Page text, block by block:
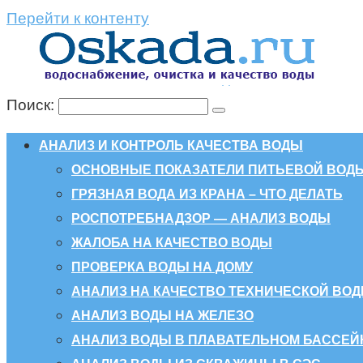
Перейти к контенту
Поиск:
АНАЛИЗ И КОНТРОЛЬ КАЧЕСТВА ВОДЫ
ОСНОВНЫЕ ПОКАЗАТЕЛИ ПИТЬЕВОЙ ВОДЫ
ГРЯЗНАЯ ВОДА ИЗ КРАНА – ЧТО ДЕЛАТЬ
РОСПОТРЕБНАДЗОР — АНАЛИЗ ВОДЫ
ЖАЛОБА НА КАЧЕСТВО ВОДЫ
ПРОВЕРКА ВОДЫ НА ДОМУ
АНАЛИЗ НА КАЧЕСТВО ТЕХНИЧЕСКОЙ
АНАЛИЗ ВОДЫ НА ЖЕЛЕЗО
АНАЛИЗ ВОДЫ В ПЛАВАТЕЛЬНОМ